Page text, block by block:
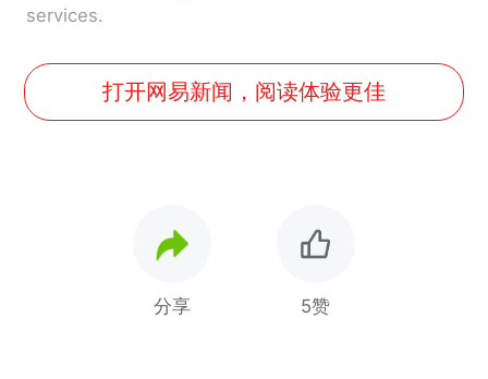
services.
打开网易新闻，阅读体验更佳
分享 5赞